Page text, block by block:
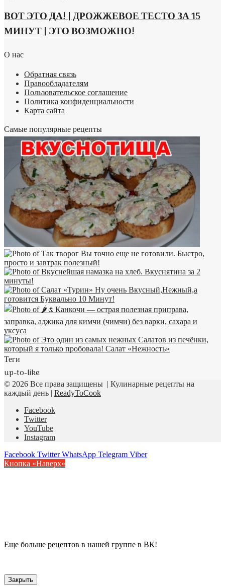
ВОТ ЭТО ДА! | ДРОЖЖЕВОЕ ТЕСТО ЗА 15
МИНУТ | ЭТО ВОЗМОЖНО!
О нас
Обратная связь
Правообладателям
Пользовательское соглашение
Политика конфиденциальности
Карта сайта
Самые популярные рецепты
Теги
up-to-like
© 2026 Все права защищены | Кулинарные рецепты на
каждый день | ReadyToCook
Facebook
Twitter
YouTube
Instagram
Facebook Twitter WhatsApp Telegram Viber
Кнопка «Наверх»
Еще больше рецептов в нашей группе в ВК!
Закрыть